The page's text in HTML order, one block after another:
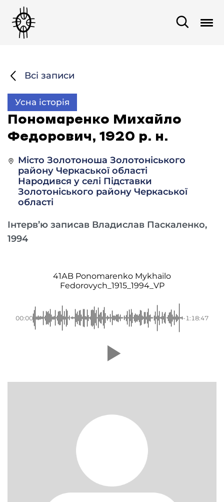
Всі записи
Усна історія
Пономаренко Михайло
Федорович, 1920 р. н.
Місто Золотоноша Золотоніського
району Черкаської області
Народився у селі Підставки
Золотоніського району Черкаської
області
Інтерв’ю записав Владислав Паскаленко,
1994
41АB Ponomarenko Mykhailo
Fedorovych_1915_1994_VP
00:00 -1:18:47